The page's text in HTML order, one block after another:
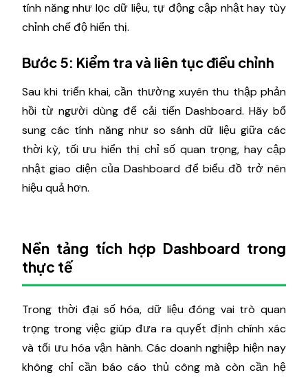
tính năng như lọc dữ liệu, tự động cập nhật hay tùy
chỉnh chế độ hiển thị.
Bước 5: Kiểm tra và liên tục điều chỉnh
Sau khi triển khai, cần thường xuyên thu thập phản
hồi từ người dùng để cải tiến Dashboard. Hãy bổ
sung các tính năng như so sánh dữ liệu giữa các
thời kỳ, tối ưu hiển thị chỉ số quan trọng, hay cập
nhật giao diện của Dashboard để biểu đồ trở nên
hiệu quả hơn.
Nền tảng tích hợp Dashboard trong
thực tế
Trong thời đại số hóa, dữ liệu đóng vai trò quan
trọng trong việc giúp đưa ra quyết định chính xác
và tối ưu hóa vận hành. Các doanh nghiệp hiện nay
không chỉ cần báo cáo thủ công mà còn cần hệ